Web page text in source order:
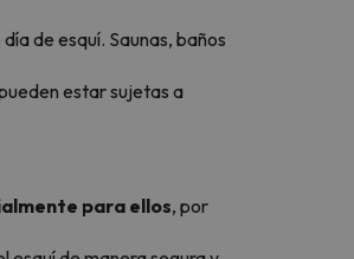
de esquí. Saunas, baños
estar sujetas a
para ellos, por